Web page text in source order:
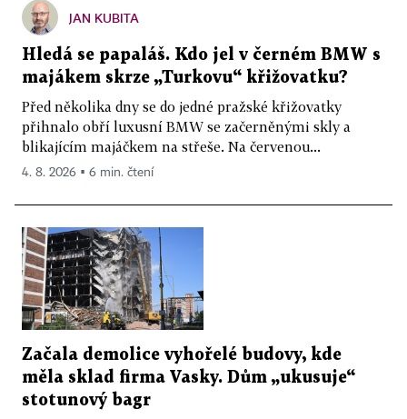
JAN KUBITA
Hledá se papaláš. Kdo jel v černém BMW s
majákem skrze „Turkovu“ křižovatku?
Před několika dny se do jedné pražské křižovatky
přihnalo obří luxusní BMW se začerněnými skly a
blikajícím majáčkem na střeše. Na červenou...
4. 8. 2026 ▪ 6 min. čtení
Začala demolice vyhořelé budovy, kde
měla sklad firma Vasky. Dům „ukusuje“
stotunový bagr